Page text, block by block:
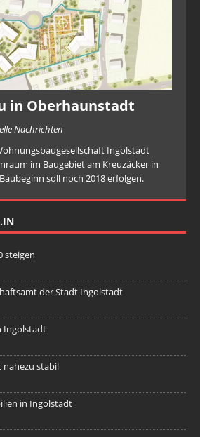
in Oberhaunstadt
Nachrichten
Ingolstadt
im Baugebiet am Kreuzäcker in
soll noch 2018 erfolgen.
steigen
der Stadt Ingolstadt
Ingolstadt
stabil
in Ingolstadt